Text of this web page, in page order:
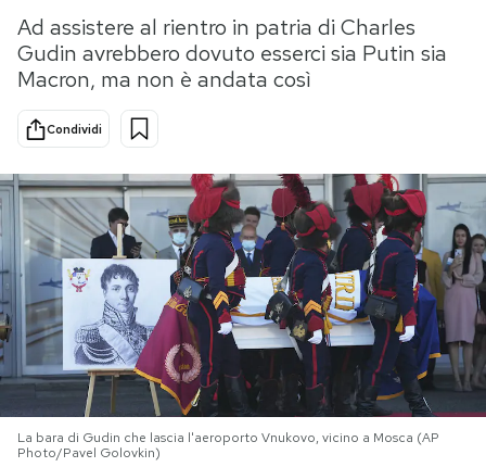
Scienza
Sport
Media
Europa
PODCAST
NEWSLETTER
I MIEI PREFERITI
SHOP
Ad assistere al rientro in patria di Charles
Gudin avrebbero dovuto esserci sia Putin sia
Macron, ma non è andata così
Condividi
La bara di Gudin che lascia l'aeroporto Vnukovo, vicino a Mosca (AP
Photo/Pavel Golovkin)